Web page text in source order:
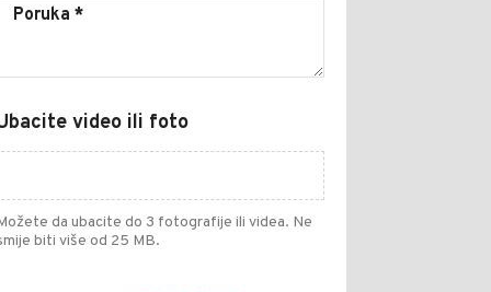
video ili foto
da ubacite do 3 fotografije ili videa. Ne
biti više od 25 MB.